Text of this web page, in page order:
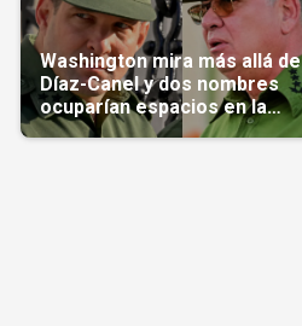
Washington mira más allá de
Díaz-Canel y dos nombres
ocuparían espacios en la
transición